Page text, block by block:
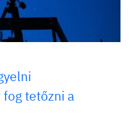
tetőzni a